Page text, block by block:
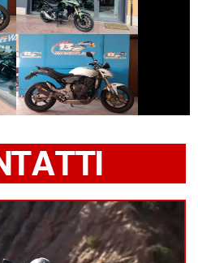
HONDA HORNET
€ 3.490 €